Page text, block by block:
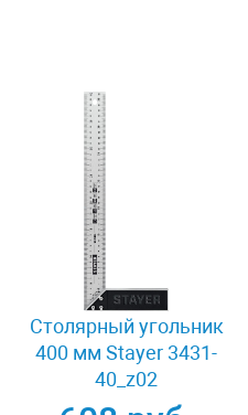
Столярный угольник
400 мм Stayer 3431-
40_z02